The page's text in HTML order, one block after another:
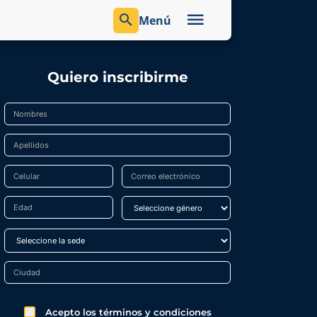
Menú
Quiero inscribirme
Acepto los términos y condiciones